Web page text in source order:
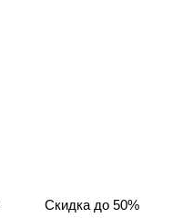
Скидка до 50%